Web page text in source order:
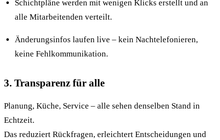
Schichtpläne werden mit wenigen Klicks erstellt und an
alle Mitarbeitenden verteilt.
Änderungsinfos laufen live – kein Nachtelefonieren,
keine Fehlkommunikation.
3. Transparenz für alle
Planung, Küche, Service – alle sehen denselben Stand in
Echtzeit.
Das reduziert Rückfragen, erleichtert Entscheidungen und